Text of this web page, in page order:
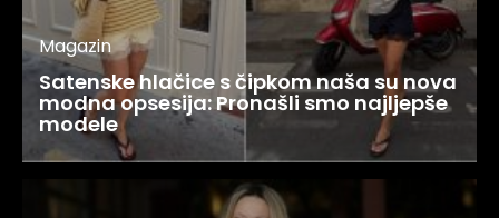
Magazin
Satenske hlačice s čipkom naša su nova
modna opsesija: Pronašli smo najljepše
modele